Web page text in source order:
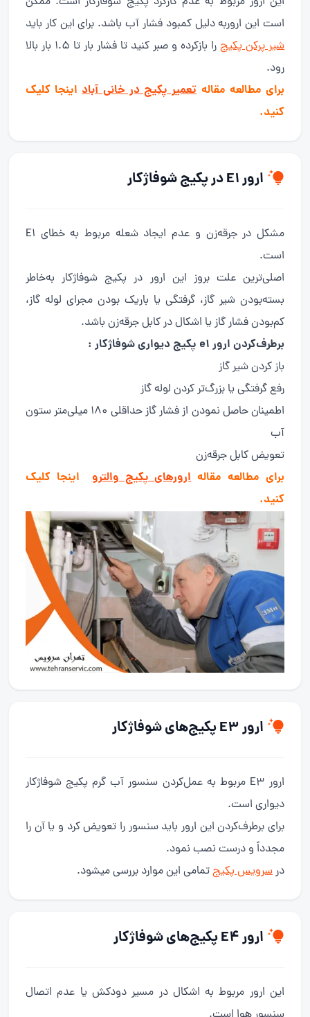
است این اروربه دلیل کمبود فشار آب باشد. برای این کار باید
شیر پرکن پکیج
را بازکرده و صبر کنید تا فشار بار تا 1.5 بار بالا
رود.
برای مطالعه مقالهتعمیر پکیج در خانی آباداینجا کلیک
کنید.
ارور E1 در پکیج شوفاژکار
مشکل در جرقه‌زن و عدم ایجاد شعله مربوط به خطای E1
است.
اصلی‌ترین علت بروز این ارور در پکیج شوفاژکار به‌خاطر
بسته‌بودن شیر گاز، گرفتگی یا باریک بودن مجرای لوله گاز،
کم‌بودن فشار گاز یا اشکال در کابل جرقه‌زن باشد.
برطرف‌کردن ارور e1 پکیج دیواری شوفاژکار :
باز کردن شیر گاز
رفع گرفتگی یا بزرگ‌تر کردن لوله گاز
اطمینان حاصل نمودن از فشار گاز حداقلی 180 میلی‌متر ستون
آب
تعویض کابل جرقه‌زن
برای مطالعه مقالهارورهای پکیج والترواینجا کلیک
کنید.
ارور E3 پکیج‌های شوفاژکار
ارور E3 مربوط به عمل‌کردن سنسور آب گرم پکیج شوفاژکار
دیواری است.
برای برطرف‌کردن این ارور باید سنسور را تعویض کرد و یا آن را
مجدداً و درست نصب نمود.
درسرویس پکیجتمامی این موارد بررسی میشود.
ارور E4 پکیج‌های شوفاژکار
این ارور مربوط به اشکال در مسیر دودکش یا عدم اتصال